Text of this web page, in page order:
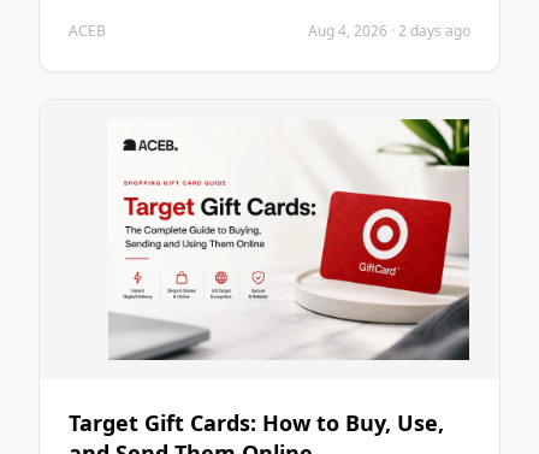
two ordinary days without becoming the main
ACEB Aug 4, 2026 · 2 days ago
Target Gift Cards: How to Buy, Use,